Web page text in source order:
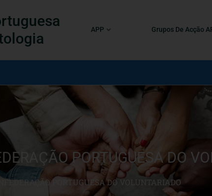
APP Grupos De Acção
PORTUGUESA DO
PORTUGUESA DO VOLUNTARIADO